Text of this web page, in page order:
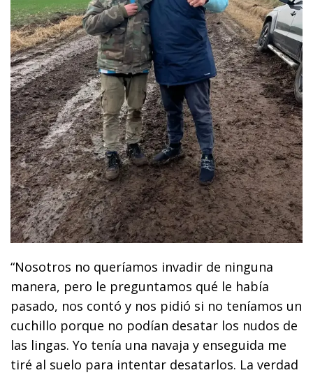
“Nosotros no queríamos invadir de ninguna
manera, pero le preguntamos qué le había
pasado, nos contó y nos pidió si no teníamos un
cuchillo porque no podían desatar los nudos de
las lingas. Yo tenía una navaja y enseguida me
tiré al suelo para intentar desatarlos. La verdad